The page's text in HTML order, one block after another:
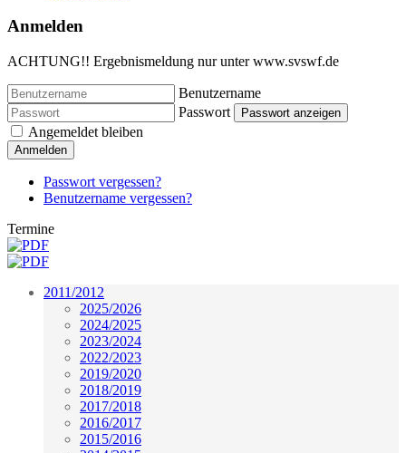
Anmelden
ACHTUNG!! Ergebnismeldung nur unter www.svswf.de
Benutzername
Passwort
Passwort anzeigen
Angemeldet bleiben
Anmelden
Passwort vergessen?
Benutzername vergessen?
Termine
2011/2012
2025/2026
2024/2025
2023/2024
2022/2023
2019/2020
2018/2019
2017/2018
2016/2017
2015/2016